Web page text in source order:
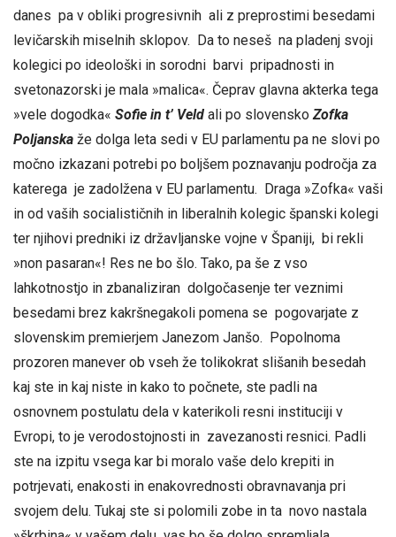
danes pa v obliki progresivnih ali z preprostimi besedami
levičarskih miselnih sklopov. Da to neseš na pladenj svoji
kolegici po ideološki in sorodni barvi pripadnosti in
svetonazorski je mala »malica«. Čeprav glavna akterka tega
»vele dogodka« Sofie in t’ Veld ali po slovensko Zofka
Poljanska že dolga leta sedi v EU parlamentu pa ne slovi po
močno izkazani potrebi po boljšem poznavanju področja za
katerega je zadolžena v EU parlamentu. Draga »Zofka« vaši
in od vaših socialističnih in liberalnih kolegic španski kolegi
ter njihovi predniki iz državljanske vojne v Španiji, bi rekli
»non pasaran«! Res ne bo šlo. Tako, pa še z vso
lahkotnostjo in zbanaliziran dolgočasenje ter veznimi
besedami brez kakršnegakoli pomena se pogovarjate z
slovenskim premierjem Janezom Janšo. Popolnoma
prozoren manever ob vseh že tolikokrat slišanih besedah
kaj ste in kaj niste in kako to počnete, ste padli na
osnovnem postulatu dela v katerikoli resni instituciji v
Evropi, to je verodostojnosti in zavezanosti resnici. Padli
ste na izpitu vsega kar bi moralo vaše delo krepiti in
potrjevati, enakosti in enakovrednosti obravnavanja pri
svojem delu. Tukaj ste si polomili zobe in ta novo nastala